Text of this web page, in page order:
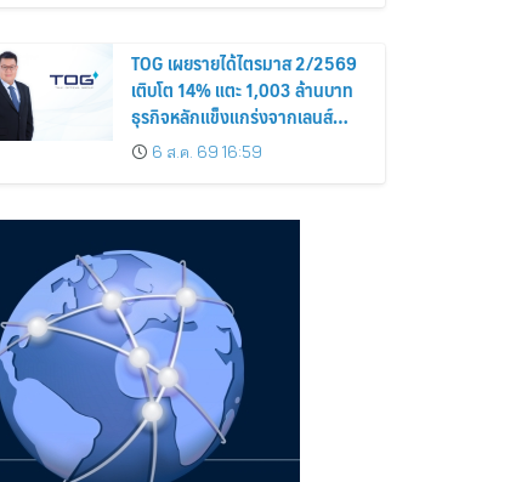
TOG เผยรายได้ไตรมาส 2/2569
เติบโต 14% แตะ 1,003 ล้านบาท
ธุรกิจหลักแข็งแกร่งจากเลนส์
มูลค่าเพิ่ม และการขยายตลาดต่าง
ประเทศ พร้อมเดินหน้าลงทุนเพื่อ
6 ส.ค. 69 16:59